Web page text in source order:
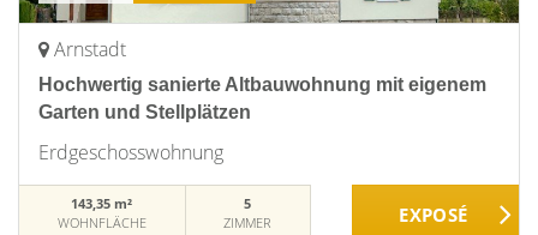
Arnstadt
Hochwertig sanierte Altbauwohnung mit eigenem
Garten und Stellplätzen
Erdgeschosswohnung
143,35 m²
WOHNFLÄCHE
5
ZIMMER